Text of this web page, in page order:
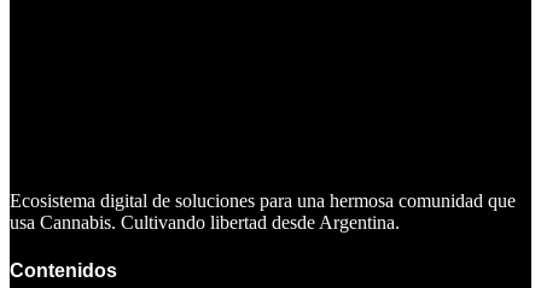
Ecosistema digital de soluciones para una hermosa comunidad que
usa Cannabis. Cultivando libertad desde Argentina.
Contenidos